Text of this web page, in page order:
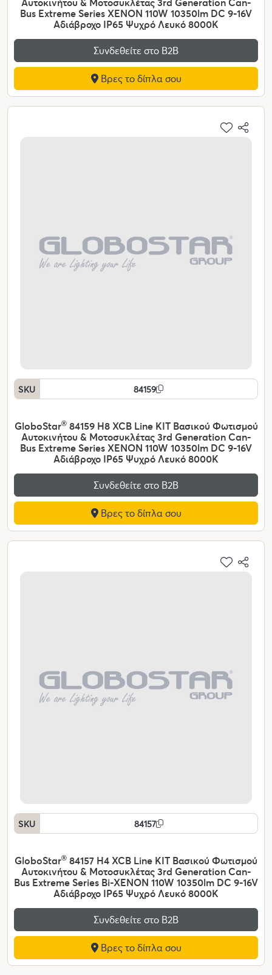
Bus Extreme Series XENON 110W 10350lm DC 9-16V
Αδιάβροχο IP65 Ψυχρό Λευκό 8000K
Συνδεθείτε στο Β2Β
Βρες το δίπλα σου
SKU 84159
GloboStar®84159 H8 XCB Line KIT Βασικού Φωτισμού
Αυτοκινήτου & Μοτοσυκλέτας 3rd Generation Can-
Bus Extreme Series XENON 110W 10350lm DC 9-16V
Αδιάβροχο IP65 Ψυχρό Λευκό 8000K
Συνδεθείτε στο Β2Β
Βρες το δίπλα σου
SKU 84157
GloboStar® 84157 H4 XCB Line KIT Βασικού Φωτισμού
Αυτοκινήτου & Μοτοσυκλέτας 3rd Generation Can-
Bus Extreme Series Bi-XENON 110W 10350lm DC 9-16V
Αδιάβροχο IP65 Ψυχρό Λευκό 8000K
Συνδεθείτε στο Β2Β
Βρες το δίπλα σου